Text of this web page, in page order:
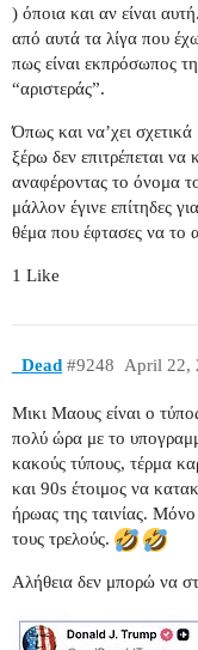
) όποια και αν είναι
από αυτά τα λίγα που
πως είναι εκπρόσωπος
“αριστεράς”.
Όπως και να’χει
ξέρω δεν επιτρέπεται να
αναφέροντας το όνομα
μάλλον έγινε επίτηδες
θέμα που έφτασες να το
1 Like
_Dead April 22,
#9248
Μικι Μαους είναι ο
πολύ ώρα με το
κακούς τύπους, τέρμα
και 90s έτοιμος να
ήρωας της ταινίας.
τους τρελούς.
Αλήθεια δεν μπορώ να